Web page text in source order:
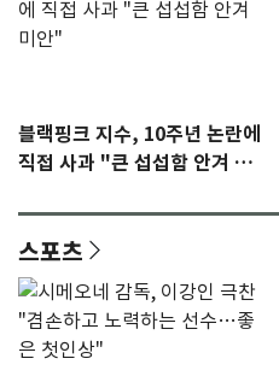
블랙핑크 지수, 10주년 논란에
직접 사과 "큰 섭섭함 안겨 미
스포츠